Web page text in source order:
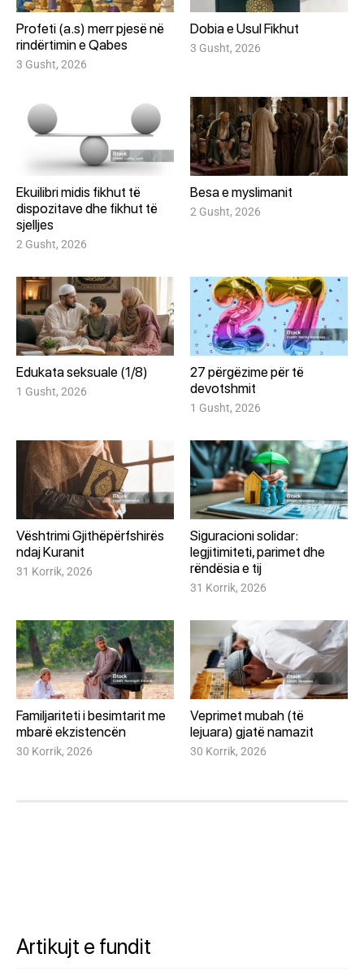
Profeti (a.s) merr pjesë në
rindërtimin e Qabes
3 Gusht, 2026
Dobia e Usul Fikhut
3 Gusht, 2026
Ekuilibri midis fikhut të
dispozitave dhe fikhut të
sjelljes
2 Gusht, 2026
Besa e myslimanit
2 Gusht, 2026
Edukata seksuale (1/8)
1 Gusht, 2026
27 përgëzime për të
devotshmit
1 Gusht, 2026
Vështrimi Gjithëpërfshirës
ndaj Kuranit
31 Korrik, 2026
Siguracioni solidar:
legjitimiteti, parimet dhe
rëndësia e tij
31 Korrik, 2026
Familjariteti i besimtarit me
mbarë ekzistencën
30 Korrik, 2026
Veprimet mubah (të
lejuara) gjatë namazit
30 Korrik, 2026
Artikujt e fundit